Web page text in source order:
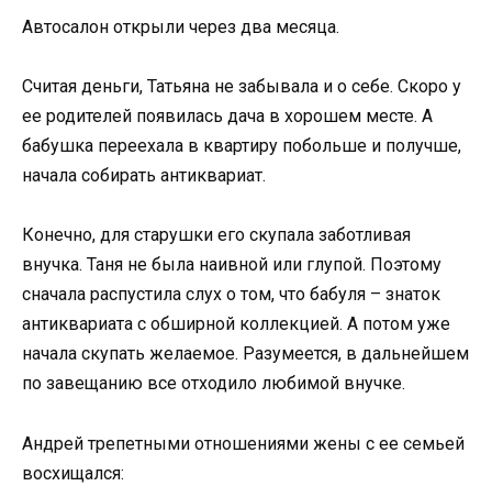
Автосалон открыли через два месяца.
Считая деньги, Татьяна не забывала и о себе. Скоро у
ее родителей появилась дача в хорошем месте. А
бабушка переехала в квартиру побольше и получше,
начала собирать антиквариат.
Конечно, для старушки его скупала заботливая
внучка. Таня не была наивной или глупой. Поэтому
сначала распустила слух о том, что бабуля – знаток
антиквариата с обширной коллекцией. А потом уже
начала скупать желаемое. Разумеется, в дальнейшем
по завещанию все отходило любимой внучке.
Андрей трепетными отношениями жены с ее семьей
восхищался: